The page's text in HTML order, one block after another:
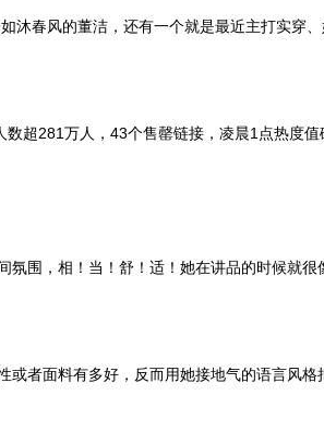
春风的董洁，还有一个就是最近主打实穿、
超281万人，43个售罄链接，凌晨1点热
围，相！当！舒！适！她在讲品的时候就
者面料有多好，反而用她接地气的语言风